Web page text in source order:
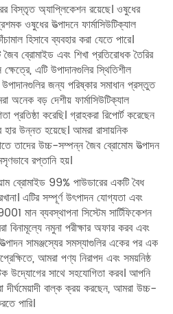
বিস্তৃত অ্যাপ্লিকেশন রয়েছে। ওষুধের
ওষুধের উত্পাদনে ফার্মাসিউটিক্যাল
হিসাবে ব্যবহার করা যেতে পারে।
ব্রোমাইড এবং শিখা প্রতিরোধক তৈরির
এটি উপাদানগুলির স্থিতিশীল
জন্য পরিষ্কার সমাধান প্রস্তুত
অনেক বড় দেশীয় ফার্মাসিউটিক্যাল
প্রতিষ্ঠা করেছি। গ্রাহকরা রিপোর্ট করেছেন
উন্নত হয়েছে। আমরা রাসায়নিক
তাদের উচ্চ-সম্পন্ন জৈব ব্রোমোম উত্পাদন
রপ্তানি হয়।
ব্রোমাইড 99% পাউডারের একটি বৈধ
এটির সম্পূর্ণ উৎপাদন যোগ্যতা এবং
মান ব্যবস্থাপনা সিস্টেম সার্টিফিকেশন
বিনামূল্যে নমুনা পরীক্ষার অফার করব এবং
সামঞ্জস্যের সমস্যাগুলির একের পর এক
আমরা পণ্য নিরাপদ এবং সময়নিষ্ঠ
উদ্যোগের সাথে সহযোগিতা করব। আপনি
দীর্ঘমেয়াদী বাল্ক ক্রয় করছেন, আমরা উচ্চ-
পারি।